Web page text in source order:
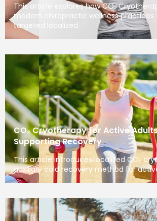
This article explores how CO₂
modern chiropractic wellness practices
targeted localized
CO₂ Cryotherapy for Active
Supporting Recovery
This article introduces localized CO₂
auxiliary cold recovery method for